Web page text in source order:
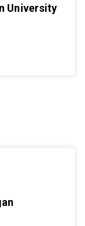
University